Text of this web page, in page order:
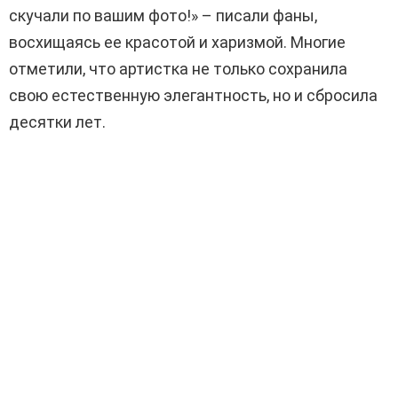
скучали по вашим фото!» – писали фаны,
восхищаясь ее красотой и харизмой. Многие
отметили, что артистка не только сохранила
свою естественную элегантность, но и сбросила
десятки лет.